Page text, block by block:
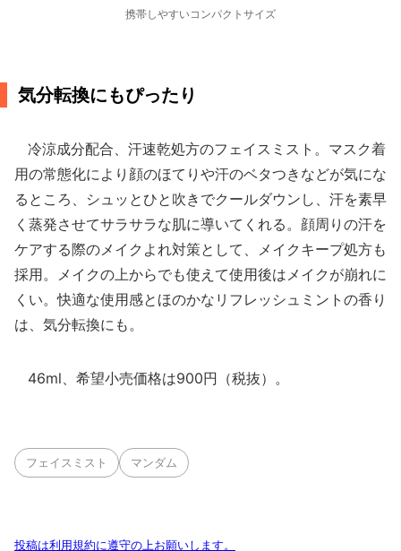
携帯しやすいコンパクトサイズ
気分転換にもぴったり
冷涼成分配合、汗速乾処方のフェイスミスト。マスク着
用の常態化により顔のほてりや汗のベタつきなどが気にな
るところ、シュッとひと吹きでクールダウンし、汗を素早
く蒸発させてサラサラな肌に導いてくれる。顔周りの汗を
ケアする際のメイクよれ対策として、メイクキープ処方も
採用。メイクの上からでも使えて使用後はメイクが崩れに
くい。快適な使用感とほのかなリフレッシュミントの香り
は、気分転換にも。
46ml、希望小売価格は900円（税抜）。
フェイスミスト マンダム